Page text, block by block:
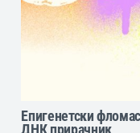
Епигенетски
ДНК прирачник